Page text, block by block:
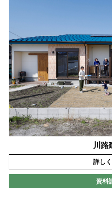
川路
詳し
資料